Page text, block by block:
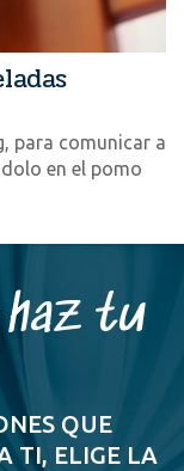
para comunicar a
en el pomo
tu
QUE
TI, ELIGE LA